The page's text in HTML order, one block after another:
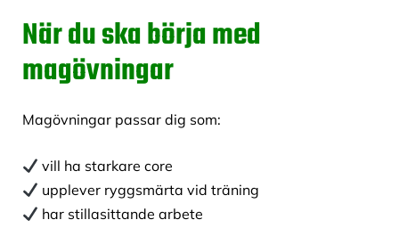
När du ska börja med
magövningar
Magövningar passar dig som:
vill ha starkare core
upplever ryggsmärta vid träning
har stillasittande arbete